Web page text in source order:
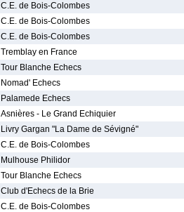
C.E. de Bois-Colombes
C.E. de Bois-Colombes
C.E. de Bois-Colombes
Tremblay en France
Tour Blanche Echecs
Nomad' Echecs
Palamede Echecs
Asnières - Le Grand Echiquier
Livry Gargan "La Dame de Sévigné"
C.E. de Bois-Colombes
Mulhouse Philidor
Tour Blanche Echecs
Club d'Echecs de la Brie
C.E. de Bois-Colombes